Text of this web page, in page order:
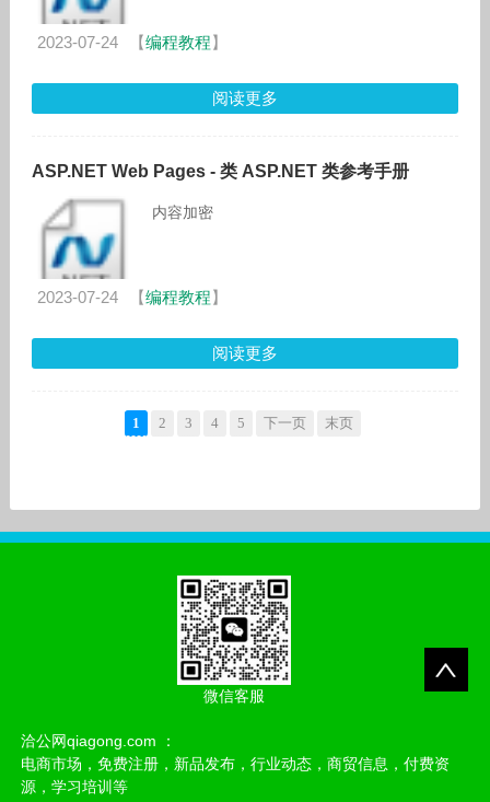
2023-07-24 【编程教程】
阅读更多
ASP.NET Web Pages - 类 ASP.NET 类参考手册
内容加密
2023-07-24 【编程教程】
阅读更多
1 2 3 4 5 下一页 末页
微信客服
洽公网qiagong.com ：
电商市场，免费注册，新品发布，行业动态，商贸信息，付费资
源，学习培训等